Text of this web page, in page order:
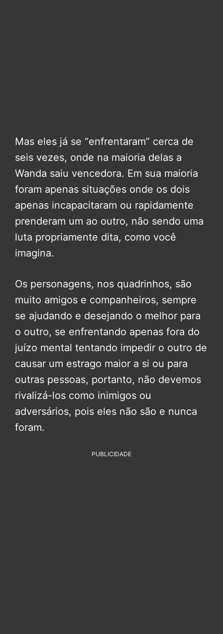
Mas eles já se “enfrentaram” cerca de
seis vezes, onde na maioria delas a
Wanda saiu vencedora. Em sua maioria
foram apenas situações onde os dois
apenas incapacitaram ou rapidamente
prenderam um ao outro, não sendo uma
luta propriamente dita, como você
imagina.
Os personagens, nos quadrinhos, são
muito amigos e companheiros, sempre
se ajudando e desejando o melhor para
o outro, se enfrentando apenas fora do
juízo mental tentando impedir o outro de
causar um estrago maior a si ou para
outras pessoas, portanto, não devemos
rivalizá-los como inimigos ou
adversários, pois eles não são e nunca
foram.
PUBLICIDADE